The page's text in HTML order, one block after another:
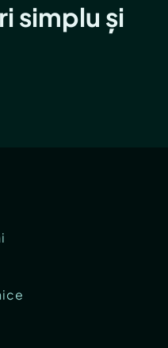
simplu și